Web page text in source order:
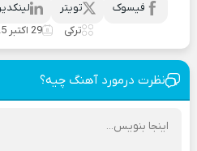
تویتر
فیسوک
ترکی
29 اکتبر 2025
نظرت درمورد آهنگ چیه؟